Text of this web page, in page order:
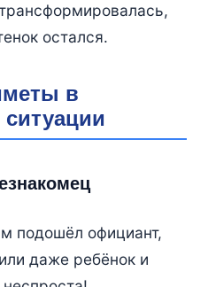
остался.
в
подошёл официант,
даже ребёнок и